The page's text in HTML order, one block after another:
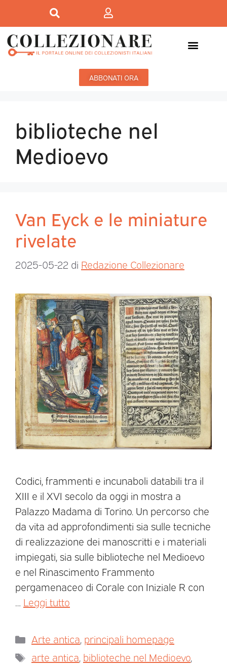
ABBONATI ORA
biblioteche nel
Medioevo
Van Eyck e le miniature
rivelate
2025-05-22 di Redazione Collezionare
Codici, frammenti e incunaboli databili tra il
XIII e il XVI secolo da oggi in mostra a
Palazzo Madama di Torino. Un percorso che
da vita ad approfondimenti sia sulle tecniche
di realizzazione dei manoscritti e i materiali
impiegati, sia sulle biblioteche nel Medioevo
e nel Rinascimento Frammento
pergamenaceo di Corale con Iniziale R con
Leggi tutto
Arte antica principali homepage
arte antica biblioteche nel Medioevo